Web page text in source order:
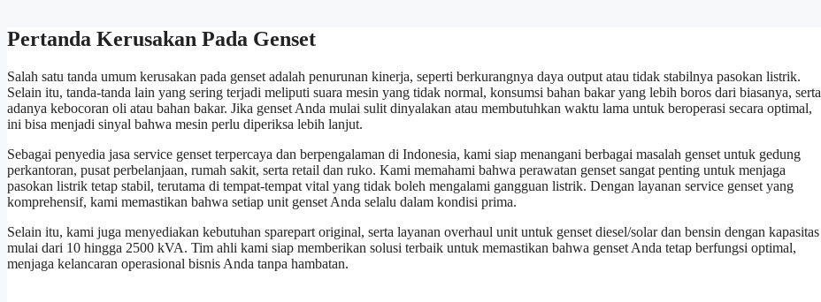
Pertanda Kerusakan Pada Genset
Salah satu tanda umum kerusakan pada genset adalah penurunan kinerja, seperti berkurangnya daya output atau tidak stabilnya pasokan listrik.
Selain itu, tanda-tanda lain yang sering terjadi meliputi suara mesin yang tidak normal, konsumsi bahan bakar yang lebih boros dari biasanya, serta
adanya kebocoran oli atau bahan bakar. Jika genset Anda mulai sulit dinyalakan atau membutuhkan waktu lama untuk beroperasi secara optimal,
ini bisa menjadi sinyal bahwa mesin perlu diperiksa lebih lanjut.
Sebagai penyedia jasa service genset terpercaya dan berpengalaman di Indonesia, kami siap menangani berbagai masalah genset untuk gedung
perkantoran, pusat perbelanjaan, rumah sakit, serta retail dan ruko. Kami memahami bahwa perawatan genset sangat penting untuk menjaga
pasokan listrik tetap stabil, terutama di tempat-tempat vital yang tidak boleh mengalami gangguan listrik. Dengan layanan service genset yang
komprehensif, kami memastikan bahwa setiap unit genset Anda selalu dalam kondisi prima.
Selain itu, kami juga menyediakan kebutuhan sparepart original, serta layanan overhaul unit untuk genset diesel/solar dan bensin dengan kapasitas
mulai dari 10 hingga 2500 kVA. Tim ahli kami siap memberikan solusi terbaik untuk memastikan bahwa genset Anda tetap berfungsi optimal,
menjaga kelancaran operasional bisnis Anda tanpa hambatan.